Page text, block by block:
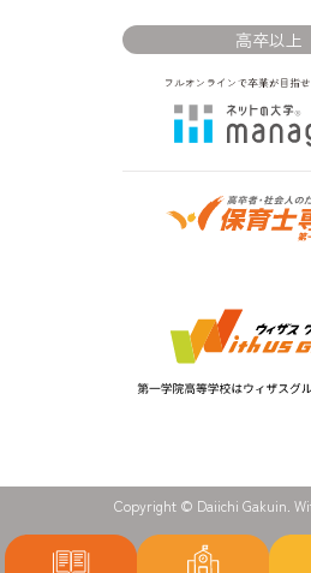
高卒以上
Copyright © Daiichi Gakuin.